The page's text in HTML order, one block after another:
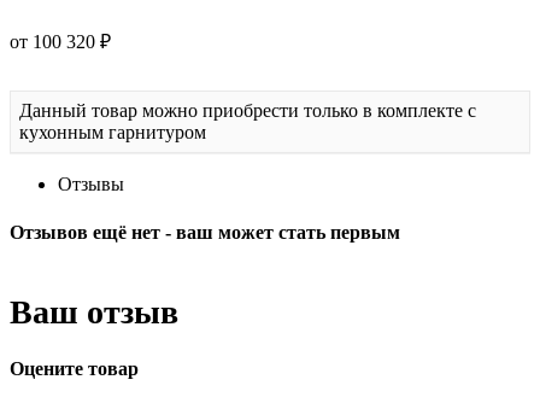
от 100 320 ₽
Данный товар можно приобрести только в комплекте с
кухонным гарнитуром
Отзывы
Отзывов ещё нет - ваш может стать первым
Ваш отзыв
Оцените товар